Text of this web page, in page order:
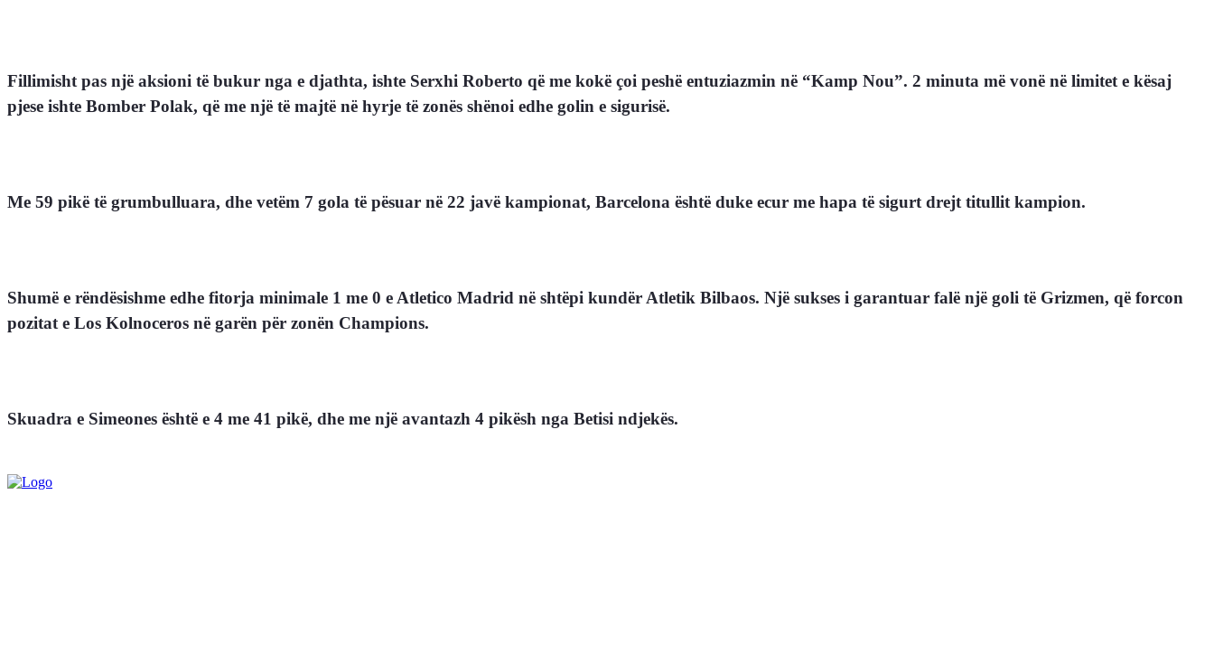
Fillimisht pas një aksioni të bukur nga e djathta, ishte Serxhi Roberto që me kokë çoi peshë entuziazmin në “Kamp Nou”. 2 minuta më vonë në limitet e kësaj
pjese ishte Bomber Polak, që me një të majtë në hyrje të zonës shënoi edhe golin e sigurisë.
Me 59 pikë të grumbulluara, dhe vetëm 7 gola të pësuar në 22 javë kampionat, Barcelona është duke ecur me hapa të sigurt drejt titullit kampion.
Shumë e rëndësishme edhe fitorja minimale 1 me 0 e Atletico Madrid në shtëpi kundër Atletik Bilbaos. Një sukses i garantuar falë një goli të Grizmen, që forcon
pozitat e Los Kolnoceros në garën për zonën Champions.
Skuadra e Simeones është e 4 me 41 pikë, dhe me një avantazh 4 pikësh nga Betisi ndjekës.